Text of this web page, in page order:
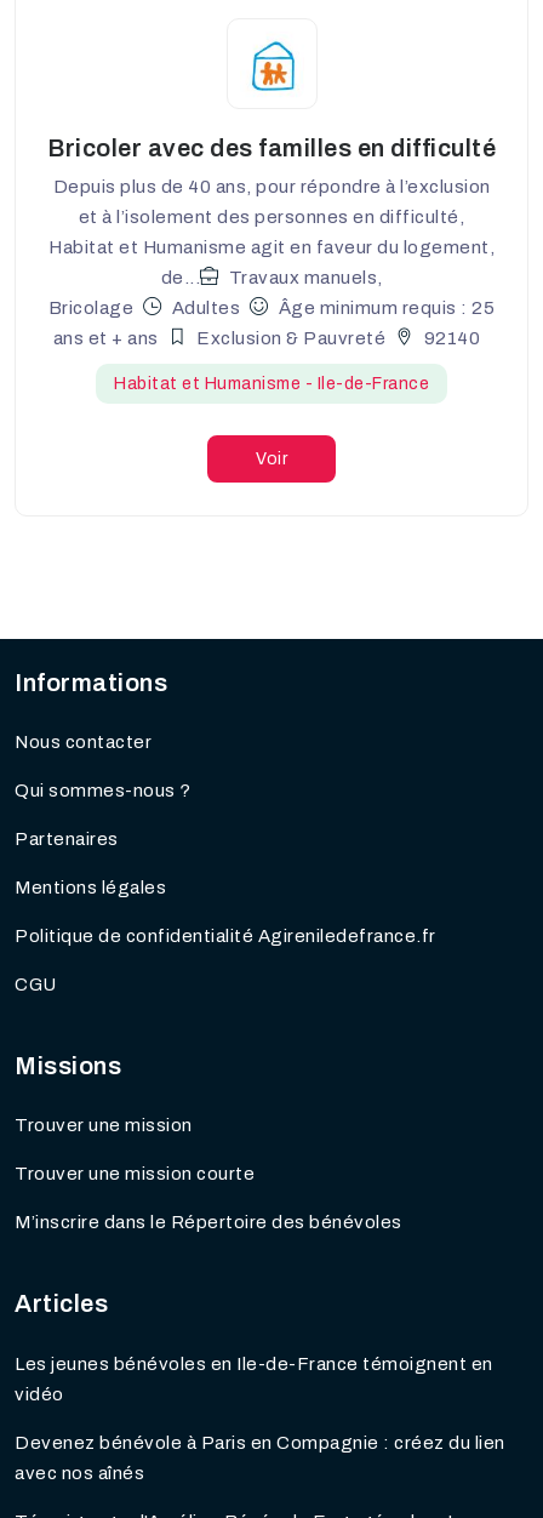
Bricoler avec des familles en difficulté
Depuis plus de 40 ans, pour répondre à l’exclusion
et à l’isolement des personnes en difficulté,
Habitat et Humanisme agit en faveur du logement,
de...
Travaux manuels,
Bricolage
Adultes
Âge minimum requis : 25
ans et + ans
Exclusion & Pauvreté 92140
Habitat et Humanisme - Ile-de-France
Voir
Informations
Nous contacter
Qui sommes-nous ?
Partenaires
Mentions légales
Politique de confidentialité Agireniledefrance.fr
CGU
Missions
Trouver une mission
Trouver une mission courte
M’inscrire dans le Répertoire des bénévoles
Articles
Les jeunes bénévoles en Ile-de-France témoignent en
vidéo
Devenez bénévole à Paris en Compagnie : créez du lien
avec nos aînés